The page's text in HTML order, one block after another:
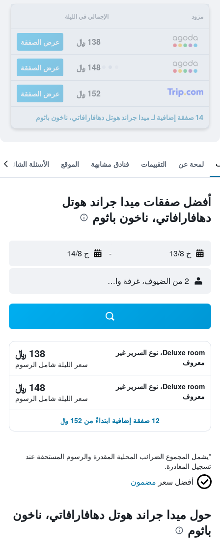
مزود الإجمالي في الليلة
138 ﷼ عرض الصفقة
148 ﷼ عرض الصفقة
152 ﷼ عرض الصفقة
14 صفقة إضافية لـ ميدا جراند هوتل دهافارافاتي، ناخون باثوم
لمحة عن التقييمات فنادق مشابهة الموقع الأسئلة الشائعة
أفضل صفقات ميدا جراند هوتل
دهافارافاتي، ناخون باثوم
خ 13/8 - ج 14/8
2 من الضيوف، غرفة واحدة
Deluxe room، نوع السرير غير
معروف
138 ﷼
سعر الليلة شامل الرسوم
Deluxe room، نوع السرير غير
معروف
148 ﷼
سعر الليلة شامل الرسوم
12 صفقة إضافية ابتداءً من 152 ﷼
*يشمل المجموع الضرائب المحلية المقدرة والرسوم المستحقة عند
تسجيل المغادرة.
أفضل سعر مضمون
حول ميدا جراند هوتل دهافارافاتي، ناخون
باثوم